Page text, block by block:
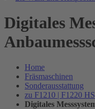
Digitales
Home
Fräsmaschinen
Sonderausstattung
zu F1210 | F1220 HS
Digitales